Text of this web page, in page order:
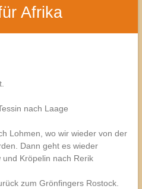
Afrika
nach Laage
Lohmen, wo wir wieder von der
Dann geht es wieder
Kröpelin nach Rerik
zum Grönfingers Rostock.